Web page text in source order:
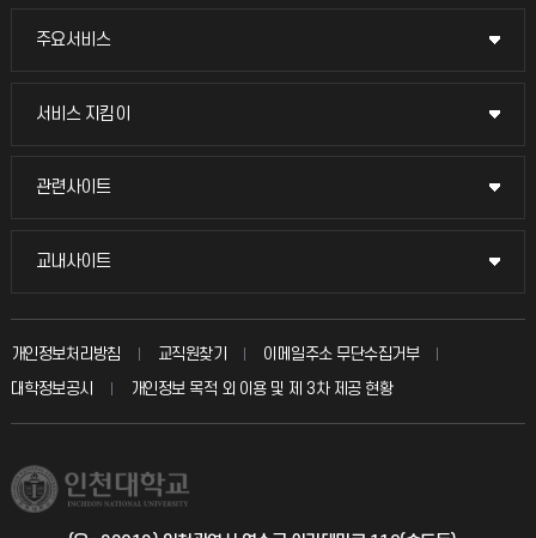
주요서비스
주요서비스
교무회의방송
입학안내
취업정보(학생)
서비스 지킴이
서비스 지킴이
묻고 답하기
칭찬마당
학생서비스 지킴이
관련사이트
관련사이트
국방헬프콜
총동문회
교내사이트
교내사이트
교수회
교육혁신본부
국제지원과
개인정보처리방침 교직원찾기
이메일주소 무단수집거부
대학정보공시
개인정보 목적 외 이용 및 제 3차 제공 현황